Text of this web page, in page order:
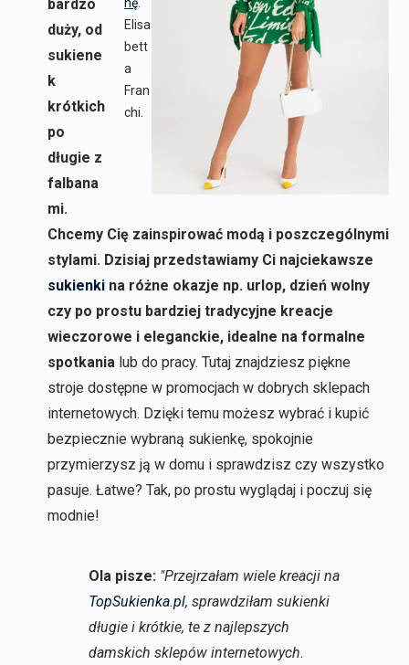
Elisa
bett
a
Fran
chi.
bardzo
duży, od
sukiene
k
krótkich
po
długie z
falbana
mi.
Chcemy Cię zainspirować modą i poszczególnymi
stylami. Dzisiaj przedstawiamy Ci najciekawsze
sukienkina różne okazje np. urlop, dzień wolny
czy po prostu bardziej tradycyjne kreacje
wieczorowe i eleganckie, idealne na formalne
spotkania lub do pracy. Tutaj znajdziesz piękne
stroje dostępne w promocjach w dobrych sklepach
internetowych. Dzięki temu możesz wybrać i kupić
bezpiecznie wybraną sukienkę, spokojnie
przymierzysz ją w domu i sprawdzisz czy wszystko
pasuje. Łatwe? Tak, po prostu wyglądaj i poczuj się
modnie!
Ola pisze: "Przejrzałam wiele kreacji na
TopSukienka.pl, sprawdziłam sukienki
długie i krótkie, te z najlepszych
damskich sklepów internetowych.